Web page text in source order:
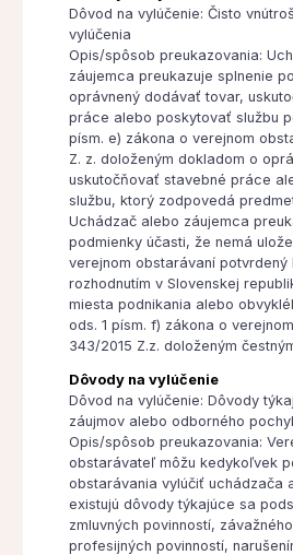
Dôvod na vylúčenie: Čisto
vylúčenia
Opis/spôsob preukazovania:
záujemca preukazuje splnenie
oprávnený dodávať tovar,
práce alebo poskytovať službu
písm. e) zákona o verejnom
Z. z. doloženým dokladom o
uskutočňovať stavebné práce
službu, ktorý zodpovedá
Uchádzač alebo záujemca
podmienky účasti, že nemá
verejnom obstarávaní potvrdený
rozhodnutím v Slovenskej
miesta podnikania alebo
ods. 1 písm. f) zákona o
343/2015 Z.z. doloženým
Dôvody na vylúčenie
Dôvod na vylúčenie: Dôvody
záujmov alebo odborného
Opis/spôsob preukazovania:
obstarávateľ môžu kedykoľvek
obstarávania vylúčiť uchádzača
existujú dôvody týkajúce sa
zmluvných povinností,
profesijných povinností,